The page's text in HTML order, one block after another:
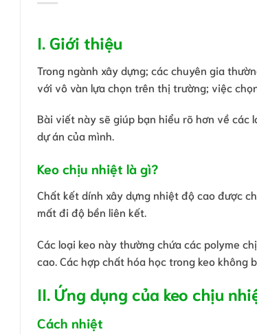
I. Giới thiệu
Trong ngành xây dựng; các chuyên gia
với vô vàn lựa chọn trên thị trường; việc
Bài viết này sẽ giúp bạn hiểu rõ hơn về
dự án của mình.
Keo chịu nhiệt là gì?
Chất kết dính xây dựng nhiệt độ cao được
mất đi độ bền liên kết.
Các loại keo này thường chứa các polyme
cao. Các hợp chất hóa học trong keo không
II. Ứng dụng của keo chịu
Cách nhiệt